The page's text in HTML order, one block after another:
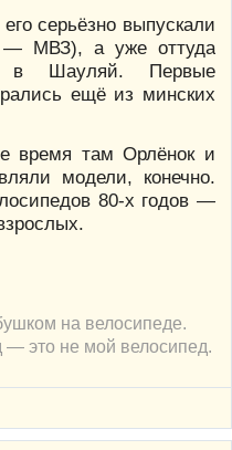
серьёзно выпускали
МВЗ), а уже оттуда
в Шауляй. Первые
ещё из минских
время там Орлёнок и
модели, конечно.
80-х годов —
на велосипеде.
— это не мой велосипед.